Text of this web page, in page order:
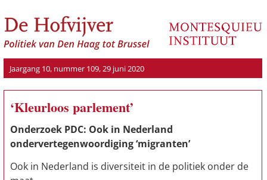
Jaargang 10, nummer 109, 29 juni 2020
‘Kleurloos parlement’
Onderzoek PDC: Ook in Nederland
ondervertegenwoordiging ‘migranten’
Ook in Nederland is diversiteit in de politiek onder de